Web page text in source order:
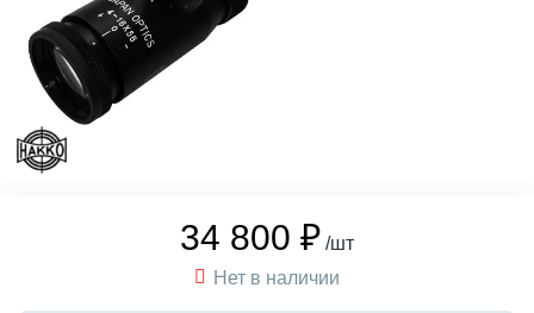
34 800 ₽ /шт
Нет в наличии